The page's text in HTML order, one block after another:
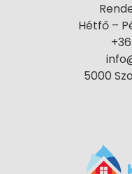
Hétfő –
5000